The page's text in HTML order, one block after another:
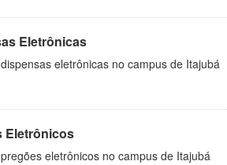
Eletrônicas
eletrônicas no campus de Itajubá
Eletrônicos
eletrônicos no campus de Itajubá